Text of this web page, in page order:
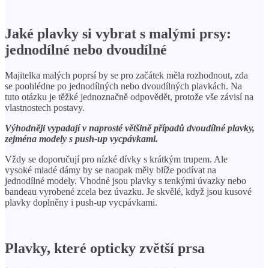
Jaké plavky si vybrat s malými prsy:
jednodílné nebo dvoudílné
Majitelka malých poprsí by se pro začátek měla rozhodnout, zda
se poohlédne po jednodílných nebo dvoudílných plavkách. Na
tuto otázku je těžké jednoznačně odpovědět, protože vše závisí na
vlastnostech postavy.
Výhodněji vypadají v naprosté většině případů dvoudílné plavky,
zejména modely s push-up vycpávkami.
Vždy se doporučují pro nízké dívky s krátkým trupem. Ale
vysoké mladé dámy by se naopak měly blíže podívat na
jednodílné modely. Vhodné jsou plavky s tenkými úvazky nebo
bandeau vyrobené zcela bez úvazku. Je skvělé, když jsou kusové
plavky doplněny i push-up vycpávkami.
Plavky, které opticky zvětší prsa